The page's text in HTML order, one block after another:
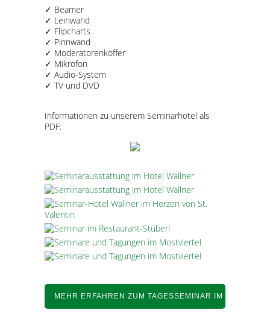
✓ Beamer
✓ Leinwand
✓ Flipcharts
✓ Pinnwand
✓ Moderatorenkoffer
✓ Mikrofon
✓ Audio-System
✓ TV und DVD
Informationen zu unserem Seminarhotel als
PDF:
MEHR ERFAHREN ZUM TAGESSEMINAR IM